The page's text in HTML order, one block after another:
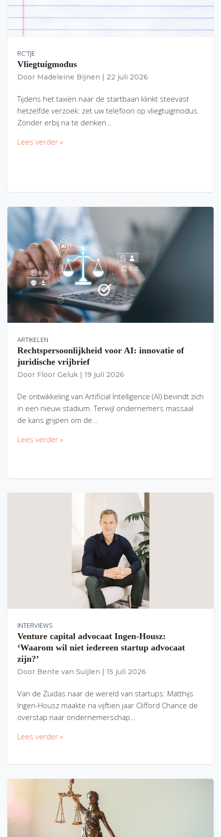
RC'TJE
Vliegtuigmodus
Door Madeleine Bijnen 22 juli 2026
Tijdens het taxiën naar de startbaan klinkt steevast
hetzelfde verzoek: zet uw telefoon op vliegtuigmodus.
Zonder erbij na te denken…
Lees verder »
ARTIKELEN
Rechtspersoonlijkheid voor AI: innovatie of
juridische vrijbrief
Door Floor Geluk 19 juli 2026
De ontwikkeling van Artificial Intelligence (AI) bevindt zich
in een nieuw stadium. Terwijl ondernemers massaal
de kans grijpen om de…
Lees verder »
INTERVIEWS
Venture capital advocaat Ingen-Housz:
‘Waarom wil niet iedereen startup advocaat
zijn?’
Door Bente van Suijlen 15 juli 2026
Van de Zuidas naar de wereld van startups: Matthijs
Ingen-Housz maakte na vijftien jaar Clifford Chance de
overstap naar ondernemerschap…
Lees verder »